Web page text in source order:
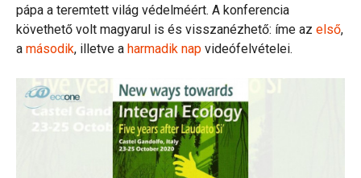
pápa a teremtett világ védelméért. A konferencia
követhető volt magyarul is és visszanézhető: íme az első,
a második, illetve a harmadik nap videófelvételei.